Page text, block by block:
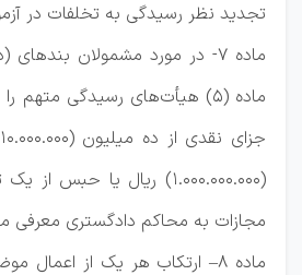
تجدید نظر رسیدگی به تخلفات در
ماده ۷- در مورد مشمولان
ماده (۵) هیأت‌های رسیدگی متهم
(۱.۰۰۰.۰۰۰.۰۰۰) ریال یا
مجازات به محاکم دادگستری معرفی